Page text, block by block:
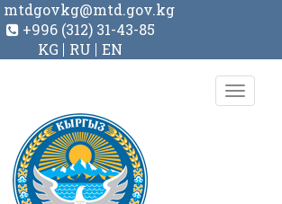
mtdgovkg@mtd.gov.kg
+996 (312) 31-43-85
KG
RU EN
Toggle